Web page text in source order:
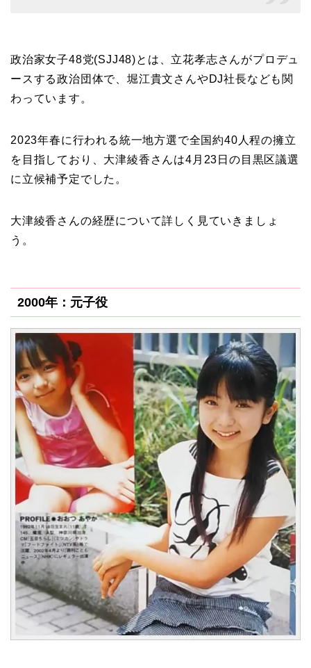
政治家女子48党(SJJ48)とは、立花孝志さんがプロデュ
ースする政治団体で、堀江貴文さんやDJ社長なども関
わっています。
2023年春に行われる統一地方選で全国約40人程の擁立
を目指しており、大津綾香さんは4月23日の目黒区議選
に立候補予定でした。
大津綾香さんの経歴について詳しく見ていきましょ
う。
2000年：元子役